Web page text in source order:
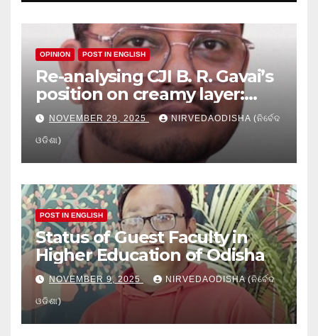
OPINION POST IN ENGLISH
Re-analysing CJI B. R. Gavai’s
position on creamy layer:
Issues and implication
NOVEMBER 29, 2025 NIRVEDAODISHA (ନିର୍ବେଦ
ଓଡିଶା)
POST IN ENGLISH
Status of Guest Faculty in
Higher Education of Odisha
NOVEMBER 9, 2025 NIRVEDAODISHA (ନିର୍ବେଦ
ଓଡିଶା)